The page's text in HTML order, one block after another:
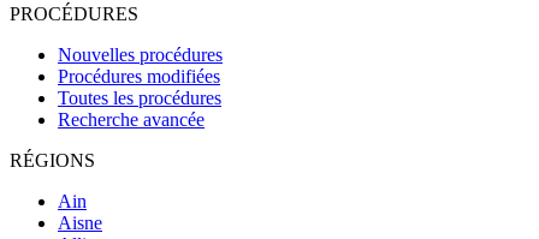
PROCÉDURES
Nouvelles procédures
Procédures modifiées
Toutes les procédures
Recherche avancée
RÉGIONS
Ain
Aisne